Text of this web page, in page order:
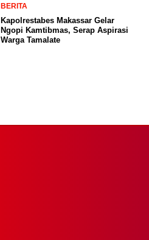
BERITA
Kapolrestabes Makassar Gelar
Ngopi Kamtibmas, Serap Aspirasi
Warga Tamalate